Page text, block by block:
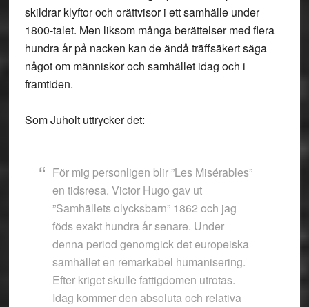
skildrar klyftor och orättvisor i ett samhälle under
1800-talet. Men liksom många berättelser med flera
hundra år på nacken kan de ändå träffsäkert säga
något om människor och samhället idag och i
framtiden.
Som Juholt uttrycker det:
För mig personligen blir ”Les Misérables”
en tidsresa. Victor Hugo gav ut
”Samhällets olycksbarn” 1862 och jag
föds exakt hundra år senare. Under
denna period genomgick det europeiska
samhället en remarkabel humanisering.
Efter kriget skulle fattigdomen utrotas.
Idag kommer den absoluta och relativa